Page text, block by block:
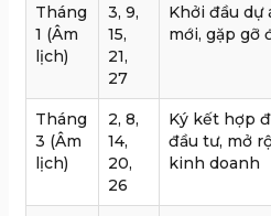
Tháng
1 (Âm
lịch)
3, 9,
15,
21,
27
Khởi đầu dự
mới, gặp gỡ
Tháng
3 (Âm
lịch)
2, 8,
14,
20,
26
Ký kết hợp
đầu tư, mở
kinh doanh